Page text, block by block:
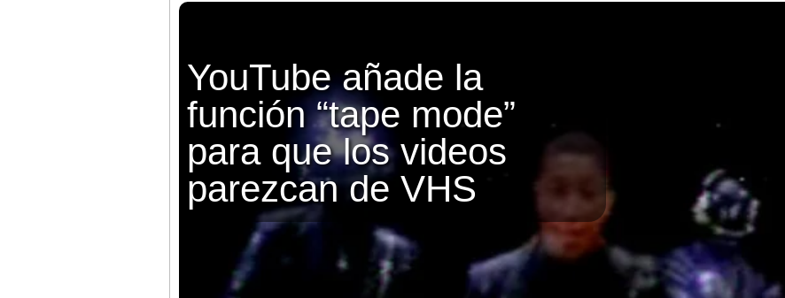
YouTube añade la
función “tape mode”
para que los videos
parezcan de VHS